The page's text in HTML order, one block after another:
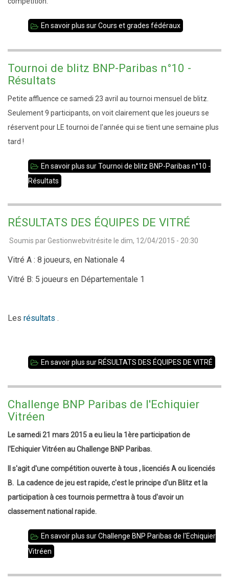
En savoir plus sur Cours et grades fédéraux
Tournoi de blitz BNP-Paribas n°10 -
Résultats
Petite affluence ce samedi 23 avril au tournoi mensuel de blitz.
Seulement 9 participants, on voit clairement que les joueurs se
réservent pour LE tournoi de l'année qui se tient une semaine plus
tard !
En savoir plus sur Tournoi de blitz BNP-Paribas n°10 -
Résultats
RÉSULTATS DES ÉQUIPES DE VITRÉ
Soumis parGestionwebvitrésite le dim, 12/04/2015 - 20:30
Vitré A : 8 joueurs, en Nationale 4
Vitré B: 5 joueurs en Départementale 1
Les résultats .
En savoir plus sur RÉSULTATS DES ÉQUIPES DE VITRÉ
Challenge BNP Paribas de l'Echiquier
Vitréen
Le samedi 21 mars 2015 a eu lieu la 1ère participation de
l'Echiquier Vitréen au Challenge BNP Paribas.
Il s'agit d'une compétition ouverte à tous , licenciés A ou licenciés
B. La cadence de jeu est rapide, c'est le principe d'un Blitz et la
participation à ces tournois permettra à tous d'avoir un
classement national rapide.
En savoir plus sur Challenge BNP Paribas de l'Echiquier
Vitréen